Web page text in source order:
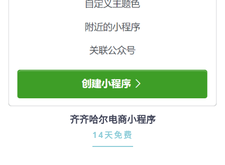
齐齐哈尔电商小程序
14天免费